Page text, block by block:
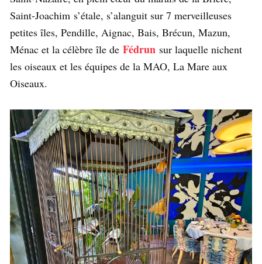
Saint-Joachim s’étale, s’alanguit sur 7 merveilleuses
petites îles, Pendille, Aignac, Bais, Brécun, Mazun,
Ménac et la célèbre île de Fédrun sur laquelle nichent
les oiseaux et les équipes de la MAO, La Mare aux
Oiseaux.